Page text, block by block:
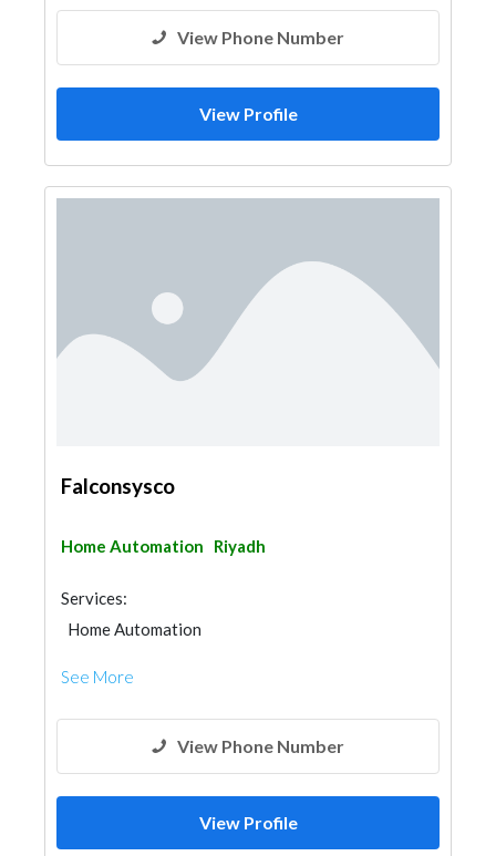
View Phone Number
View Profile
Falconsysco
Home Automation Riyadh
Services:
Home Automation
See More
View Phone Number
View Profile